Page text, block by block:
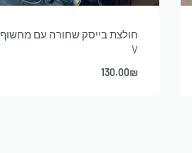
חולצת בייסק שחורה עם מחשוף
V
130.00₪